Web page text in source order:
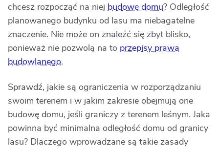
chcesz rozpocząć na niej budowę domu? Odległość
planowanego budynku od lasu ma niebagatelne
znaczenie. Nie może on znaleźć się zbyt blisko,
ponieważ nie pozwolą na to przepisy prawa
budowlanego.
Sprawdź, jakie są ograniczenia w rozporządzaniu
swoim terenem i w jakim zakresie obejmują one
budowę domu, jeśli graniczy z terenem leśnym. Jaka
powinna być minimalna odległość domu od granicy
lasu? Dlaczego wprowadzane są takie zasady